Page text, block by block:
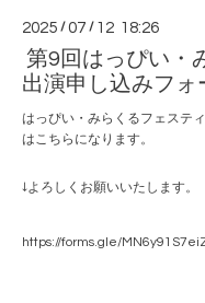
2025 /07 / 12 18:26
第9回はっぴい・
出演申し込みフォ
はっぴい・みらくるフェステ
はこちらになります。
↓よろしくお願いいたします。
https://forms.gle/